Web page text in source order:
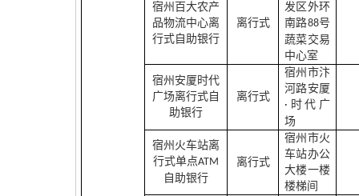
宿州百大农产
品物流中心离
行式自助银行
离行式
发区外环
南路88号
蔬菜交易
中心室
宿州安厦时代
广场离行式自
助银行
离行式
宿州市汴
河路安厦
· 时代广
场
宿州火车站离
行式单点ATM
自助银行
离行式
宿州市火
车站办公
大楼一楼
楼梯间